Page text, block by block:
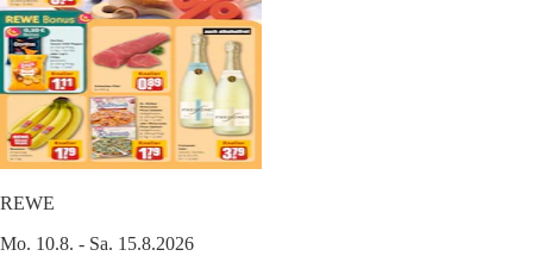
REWE
Mo. 10.8. - Sa. 15.8.2026